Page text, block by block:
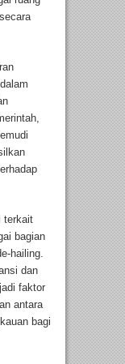
terkait
bagian
hailing.
dan
faktor
antara
bagi